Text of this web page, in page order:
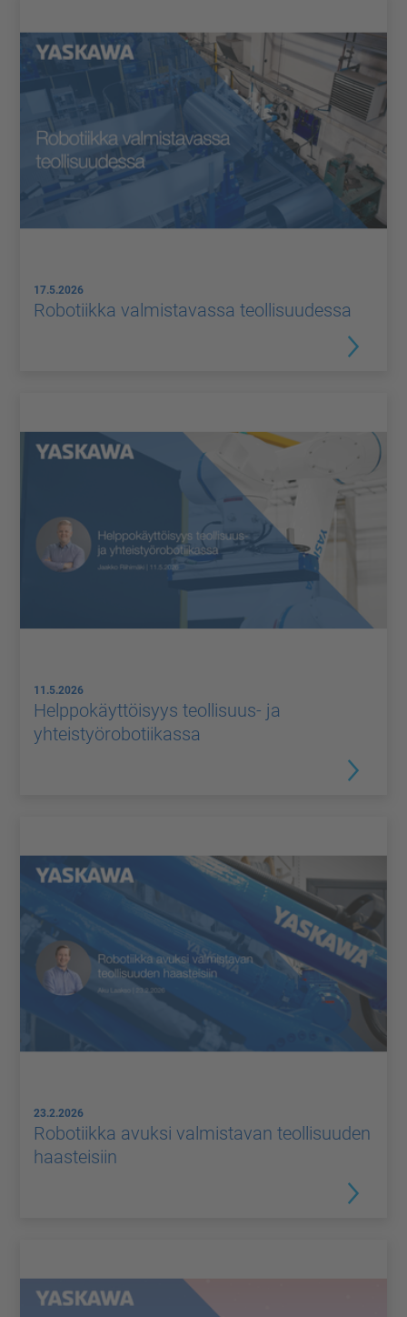
17.5.2026
Robotiikka valmistavassa teollisuudessa
11.5.2026
Helppokäyttöisyys teollisuus- ja
yhteistyörobotiikassa
23.2.2026
Robotiikka avuksi valmistavan teollisuuden
haasteisiin